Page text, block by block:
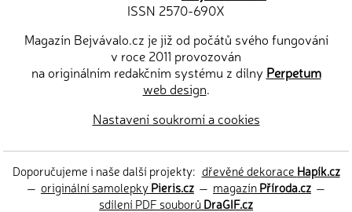
ISSN 2570-690X
Magazín Bejvávalo.cz je již od počátů svého fungování
v roce 2011 provozován
na originálním redakčním systému z dílny Perpetum
web design.
Nastavení soukromí a cookies
Doporučujeme i naše další projekty: dřevěné dekorace Hapík.cz
— originální samolepkyPieris.cz — magazínPříroda.cz —
sdílení PDF souborůDraGIF.cz